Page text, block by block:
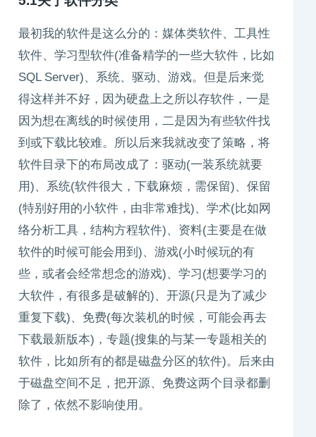
最初我的软件是这么分的：媒体类软件、工具性
软件、学习型软件(准备精学的一些大软件，比如
SQL Server)、系统、驱动、游戏。但是后来觉
得这样并不好，因为硬盘上之所以存软件，一是
因为想在离线的时候使用，二是因为有些软件找
到或下载比较难。所以后来我就改变了策略，将
软件目录下的布局改成了：驱动(一装系统就要
用)、系统(软件很大，下载麻烦，需保留)、保留
(特别好用的小软件，由非常难找)、学术(比如网
络分析工具，结构方程软件)、资料(主要是在做
软件的时候可能会用到)、游戏(小时候玩的有
些，或者会经常想念的游戏)、学习(想要学习的
大软件，有很多是破解的)、开源(只是为了减少
重复下载)、免费(每次装机的时候，可能会再去
下载最新版本)，专题(搜集的与某一专题相关的
软件，比如所有的都是磁盘分区的软件)。后来由
于磁盘空间不足，把开源、免费这两个目录都删
除了，依然不影响使用。